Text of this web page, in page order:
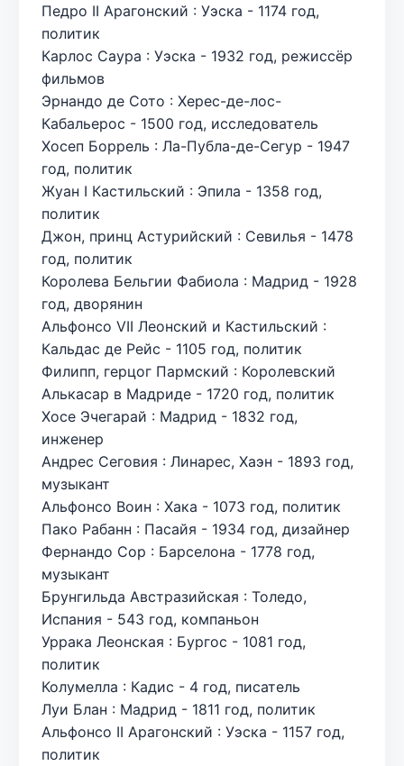
Педро II Арагонский : Уэска - 1174 год,
политик
Карлос Саура : Уэска - 1932 год, режиссёр
фильмов
Эрнандо де Сото : Херес-де-лос-
Кабальерос - 1500 год, исследователь
Хосеп Боррель : Ла-Публа-де-Сегур - 1947
год, политик
Жуан I Кастильский : Эпила - 1358 год,
политик
Джон, принц Астурийский : Севилья - 1478
год, политик
Королева Бельгии Фабиола : Мадрид - 1928
год, дворянин
Альфонсо VII Леонский и Кастильский :
Кальдас де Рейс - 1105 год, политик
Филипп, герцог Пармский : Королевский
Алькасар в Мадриде - 1720 год, политик
Хосе Эчегарай : Мадрид - 1832 год,
инженер
Андрес Сеговия : Линарес, Хаэн - 1893 год,
музыкант
Альфонсо Воин : Хака - 1073 год, политик
Пако Рабанн : Пасайя - 1934 год, дизайнер
Фернандо Сор : Барселона - 1778 год,
музыкант
Брунгильда Австразийская : Толедо,
Испания - 543 год, компаньон
Уррака Леонская : Бургос - 1081 год,
политик
Колумелла : Кадис - 4 год, писатель
Луи Блан : Мадрид - 1811 год, политик
Альфонсо II Арагонский : Уэска - 1157 год,
политик